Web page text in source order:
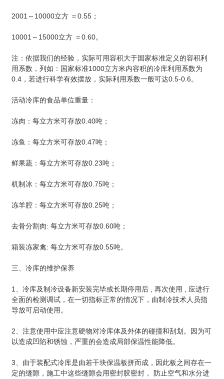
2001～10000立方 ＝0.55；
10001～15000立方 ＝0.60。
注：依据我们的经验，实际可用容积大于国家标准定义的容积利
用系数，列如：国家标准1000立方米内容积的冷库利用系数为
0.4，若进行科学有效摆放，实际利用系数一般可达0.5-0.6。
活动冷库的食品单位重量：
冻肉：每立方米可存放0.40吨；
冻鱼：每立方米可存放0.47吨；
鲜果蔬：每立方米可存放0.23吨；
机制冰：每立方米可存放0.75吨；
冻羊腔：每立方米可存放0.25吨；
去骨分割肉: 每立方米可存放0.60吨；
箱装冻家禽: 每立方米可存放0.55吨。
三、冷库的维护保养
1、冷库及制冷设备新安装完毕或长期停用后 , 再次使用 , 应进行
全面的检测调试，在一切指标正常的情况下，由制冷技术人员指
导放可启动使用。
2、注意使用中应注意硬物对冷库体及外体的碰撞和刮划。因为可
以造成凹陷和锈蚀，严重的会造成局部保温性能降低。
3、由于装配式冷库是由若干块保温板拼而成，因此板之间存在一
定的缝隙，施工中这些缝隙会用密封胶密封， 防止空气和水分进